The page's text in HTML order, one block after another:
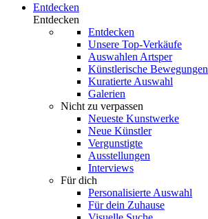
Entdecken
Entdecken
Entdecken
Unsere Top-Verkäufe
Auswahlen Artsper
Künstlerische Bewegungen
Kuratierte Auswahl
Galerien
Nicht zu verpassen
Neueste Kunstwerke
Neue Künstler
Vergunstigte
Ausstellungen
Interviews
Für dich
Personalisierte Auswahl
Für dein Zuhause